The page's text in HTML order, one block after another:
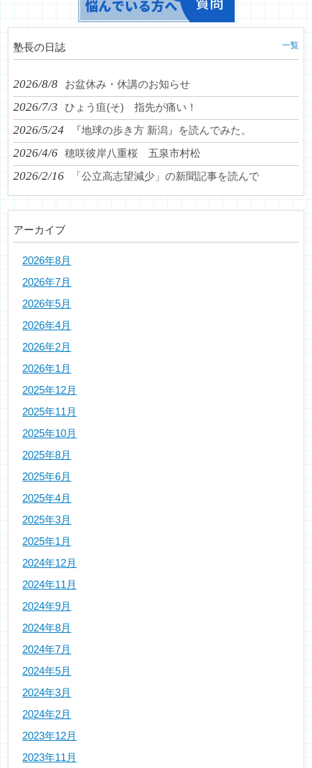
塾長の日誌 一覧
2026/8/8 お盆休み・休講のお知らせ
2026/7/3 ひょう疽(そ) 指先が痛い！
2026/5/24 『地球の歩き方 新潟』を読んでみた。
2026/4/6 穂咲彼岸八重桜 五泉市村松
2026/2/16 「公立高志望減少」の新聞記事を読んで
アーカイブ
2026年8月
2026年7月
2026年5月
2026年4月
2026年2月
2026年1月
2025年12月
2025年11月
2025年10月
2025年8月
2025年6月
2025年4月
2025年3月
2025年1月
2024年12月
2024年11月
2024年9月
2024年8月
2024年7月
2024年5月
2024年3月
2024年2月
2023年12月
2023年11月